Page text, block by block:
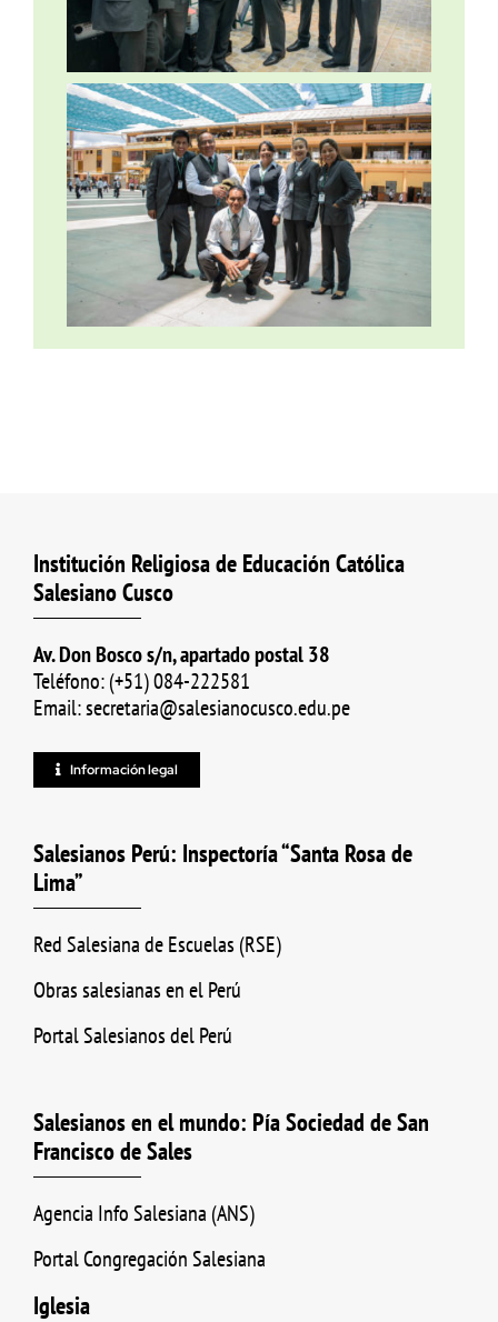
Institución Religiosa de Educación Católica
Salesiano Cusco
Av. Don Bosco s/n, apartado postal 38
Teléfono: (+51) 084-222581
Email: secretaria@salesianocusco.edu.pe
Información legal
Salesianos Perú: Inspectoría “Santa Rosa de
Lima”
Red Salesiana de Escuelas (RSE)
Obras salesianas en el Perú
Portal Salesianos del Perú
Salesianos en el mundo: Pía Sociedad de San
Francisco de Sales
Agencia Info Salesiana (ANS)
Portal Congregación Salesiana
Iglesia